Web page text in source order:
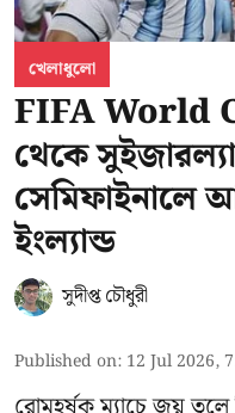
খেলাধুলো
FIFA World
থেকে
সেমিফাইনালে
ইংল্যান্ড
সুদীপ্ত চৌধুরী
Published on: 12 Jul 2026,